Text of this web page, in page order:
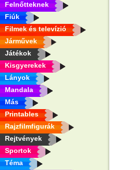
Felnőtteknek
Fiúk
Filmek és televízió
Járművek
Játékok
Kisgyerekek
Lányok
Mandala
Más
Printables
Rajzfilmfigurák
Rejtvények
Sportok
Téma